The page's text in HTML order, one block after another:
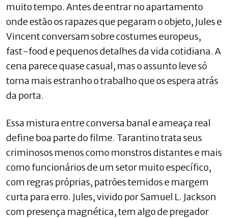
muito tempo. Antes de entrar no apartamento
onde estão os rapazes que pegaram o objeto, Jules e
Vincent conversam sobre costumes europeus,
fast-food e pequenos detalhes da vida cotidiana. A
cena parece quase casual, mas o assunto leve só
torna mais estranho o trabalho que os espera atrás
da porta.
Essa mistura entre conversa banal e ameaça real
define boa parte do filme. Tarantino trata seus
criminosos menos como monstros distantes e mais
como funcionários de um setor muito específico,
com regras próprias, patrões temidos e margem
curta para erro. Jules, vivido por Samuel L. Jackson
com presença magnética, tem algo de pregador